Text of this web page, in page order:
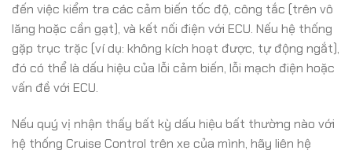
đến việc kiểm tra các cảm biến tốc độ, công tắc (trên vô
lăng hoặc cần gạt), và kết nối điện với ECU. Nếu hệ thống
gặp trục trặc (ví dụ: không kích hoạt được, tự động ngắt),
đó có thể là dấu hiệu của lỗi cảm biến, lỗi mạch điện hoặc
vấn đề với ECU.
Nếu quý vị nhận thấy bất kỳ dấu hiệu bất thường nào với
hệ thống Cruise Control trên xe của mình, hãy liên hệ